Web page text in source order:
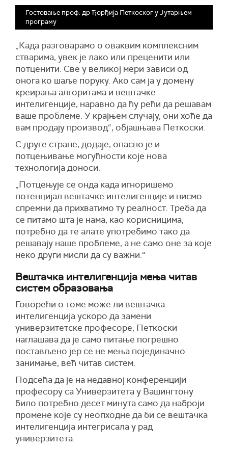
Гостовање проф. др Ђорђија Петкоског у Јутарњем
програму
„Када разговарамо о оваквим комплексним
стварима, увек је лако или преценити или
потценити. Све у великој мери зависи од
онога ко шаље поруку. Ако сам ја у домену
креирања алгоритама и вештачке
интелигенције, наравно да ћу рећи да решавам
ваше проблеме. У крајњем случају, они хоће да
вам продају производ“, објашњава Петкоски.
С друге стране, додаје, опасно је и
потцењивање могућности које нова
технологија доноси.
„Потцењује се онда када игноришемо
потенцијал вештачке интелигенције и нисмо
спремни да прихватимо ту реалност. Треба да
се питамо шта је нама, као корисницима,
потребно да те алате употребимо тако да
решавају наше проблеме, а не само оне за које
неко други мисли да су важни.“
Вештачка интелигенција мења читав
систем образовања
Говорећи о томе може ли вештачка
интелигенција ускоро да замени
универзитетске професоре, Петкоски
наглашава да је само питање погрешно
постављено јер се не мења појединачно
занимање, већ читав систем.
Подсећа да је на недавној конференцији
професору са Универзитета у Вашингтону
било потребно десет минута само да наброји
промене које су неопходне да би се вештачка
интелигенција интегрисала у рад
универзитета.